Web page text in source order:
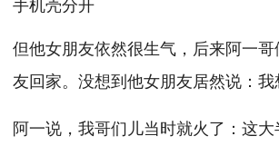
但他女朋友依然很生气，后来阿一
友回家。没想到他女朋友居然说：我
阿一说，我哥们儿当时就火了：这